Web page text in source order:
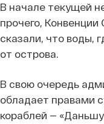
В начале текущей
прочего,
сказали, что воды,
от острова.
В свою очередь
обладает правами
кораблей —